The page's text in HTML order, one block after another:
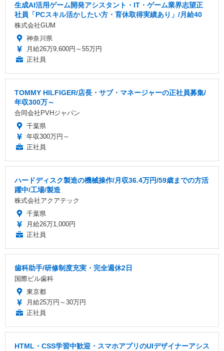
生成AI活用ゲーム開発アシスタント・IT・ゲーム業界志望正
社員「PCスキル活かしたい方・育休取得実績あり」/月給40
株式会社GUM
神奈川県
月給26万9,600円～55万円
正社員
TOMMY HILFIGER/店長・サブ・マネージャーの正社員募集/
年収300万～
合同会社PVHジャパン
千葉県
年収300万円～
正社員
ハードディスク製造の機械操作/月収36.4万円/59歳までの方活
躍中/工場/製造
株式会社アクアテック
千葉県
月給26万1,000円
正社員
歯科助手/研修制度充実・完全週休2日
国際ビル歯科
東京都
月給25万円～30万円
正社員
HTML・CSS学習中歓迎・スマホアプリのUIデザイナーアシス